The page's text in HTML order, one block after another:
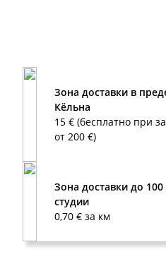
Зона доставки в
Кёльна
15 € (бесплатно при
от 200 €)
Зона доставки до
студии
0,70 € за км